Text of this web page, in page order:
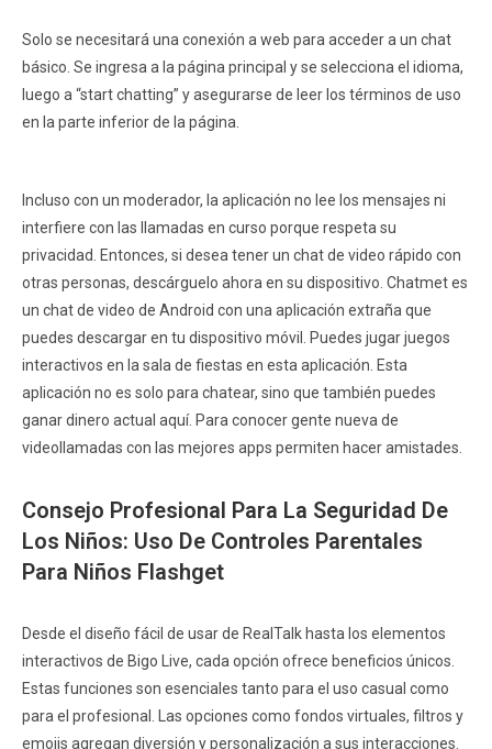
Solo se necesitará una conexión a web para acceder a un chat
básico. Se ingresa a la página principal y se selecciona el idioma,
luego a “start chatting” y asegurarse de leer los términos de uso
en la parte inferior de la página.
Incluso con un moderador, la aplicación no lee los mensajes ni
interfiere con las llamadas en curso porque respeta su
privacidad. Entonces, si desea tener un chat de video rápido con
otras personas, descárguelo ahora en su dispositivo. Chatmet es
un chat de video de Android con una aplicación extraña que
puedes descargar en tu dispositivo móvil. Puedes jugar juegos
interactivos en la sala de fiestas en esta aplicación. Esta
aplicación no es solo para chatear, sino que también puedes
ganar dinero actual aquí. Para conocer gente nueva de
videollamadas con las mejores apps permiten hacer amistades.
Consejo Profesional Para La Seguridad De
Los Niños: Uso De Controles Parentales
Para Niños Flashget
Desde el diseño fácil de usar de RealTalk hasta los elementos
interactivos de Bigo Live, cada opción ofrece beneficios únicos.
Estas funciones son esenciales tanto para el uso casual como
para el profesional. Las opciones como fondos virtuales, filtros y
emojis agregan diversión y personalización a sus interacciones.